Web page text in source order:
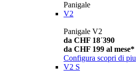
Panigale
V2
Panigale V2
da CHF 18´390
da CHF 199 al mese*
Configura scopri di piu
V2 S